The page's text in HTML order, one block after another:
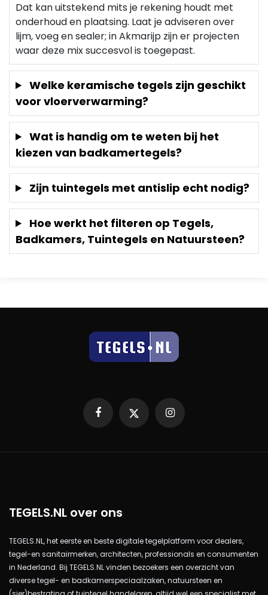
Dat kan uitstekend mits je rekening houdt met
onderhoud en plaatsing. Laat je adviseren over
lijm, voeg en sealer; in Akmarijp zijn er projecten
waar deze mix succesvol is toegepast.
Welke keramische tegels zijn geschikt
voor vloerverwarming?
Wat is handig om te weten bij het
kiezen van badkamertegels?
Zijn tuintegels met antislip echt nodig?
Hoe werkt het filteren op Tegels,
Badkamers, Tuintegels en Natuursteen?
Facebook Instagram
TEGELS.NL over ons
TEGELS.NL, het eerste en beste digitale tegelplatform voor dealers,
tegel-en sanitairmerken, architecten, professionals en consumenten
in Nederland. Bij TEGELS.NL vinden bezoekers een overzicht van
diverse tegel- en badkamerspeciaalzaken, natuursteen en